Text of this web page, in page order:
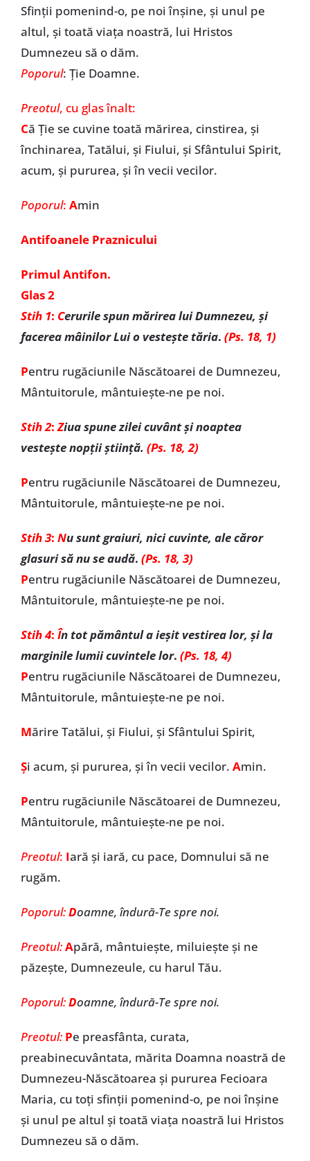
Sfinții pomenind-o, pe noi înșine, și unul pe
altul, și toată viața noastră, lui Hristos
Dumnezeu să o dăm.
Poporul: Ție Doamne.
Preotul, cu glas înalt:
Că Ție se cuvine toată mărirea, cinstirea, și
închinarea, Tatălui, și Fiului, și Sfântului Spirit,
acum, și pururea, și în vecii vecilor.
Poporul: Amin
Antifoanele Praznicului
Primul Antifon.
Glas 2
Stih 1: Cerurile spun mărirea lui Dumnezeu, și
facerea mâinilor Lui o vestește tăria. (Ps. 18, 1)
Pentru rugăciunile Născătoarei de Dumnezeu,
Mântuitorule, mântuiește-ne pe noi.
Stih 2:Ziua spune zilei cuvânt și noaptea
vestește nopții știință. (Ps. 18, 2)
Pentru rugăciunile Născătoarei de Dumnezeu,
Mântuitorule, mântuiește-ne pe noi.
Stih 3: Nu sunt graiuri, nici cuvinte, ale căror
glasuri să nu se audă. (Ps. 18, 3)
Pentru rugăciunile Născătoarei de Dumnezeu,
Mântuitorule, mântuiește-ne pe noi.
Stih 4: În tot pământul a ieșit vestirea lor, și la
marginile lumii cuvintele lor. (Ps. 18, 4)
Pentru rugăciunile Născătoarei de Dumnezeu,
Mântuitorule, mântuiește-ne pe noi.
Mărire Tatălui, și Fiului, și Sfântului Spirit,
Și acum, și pururea, și în vecii vecilor. Amin.
Pentru rugăciunile Născătoarei de Dumnezeu,
Mântuitorule, mântuiește-ne pe noi.
Preotul: Iară şi iară, cu pace, Domnului să ne
rugăm.
Poporul:Doamne, îndură-Te spre noi.
Preotul:Apără, mântuieşte, miluieşte şi ne
păzeşte, Dumnezeule, cu harul Tău.
Poporul:Doamne, îndură-Te spre noi.
Preotul: Pe preasfânta, curata,
preabinecuvântata, mărita Doamna noastră de
Dumnezeu-Născătoarea şi pururea Fecioara
Maria, cu toţi sfinţii pomenind-o, pe noi înşine
şi unul pe altul şi toată viaţa noastră lui Hristos
Dumnezeu să o dăm.